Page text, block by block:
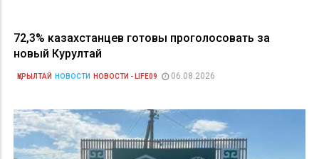
72,3% казахстанцев готовы проголосовать за
новый Курултай
ҚҰРЫЛТАЙ НОВОСТИ НОВОСТИ - LIFE09 06.08.2026